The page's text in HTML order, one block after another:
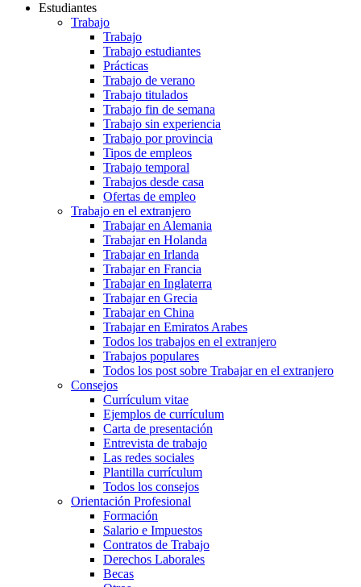
Estudiantes
Trabajo
Trabajo
Trabajo estudiantes
Prácticas
Trabajo de verano
Trabajo titulados
Trabajo fin de semana
Trabajo sin experiencia
Trabajo por provincia
Tipos de empleos
Trabajo temporal
Trabajos desde casa
Ofertas de empleo
Trabajo en el extranjero
Trabajar en Alemania
Trabajar en Holanda
Trabajar en Irlanda
Trabajar en Francia
Trabajar en Inglaterra
Trabajar en Grecia
Trabajar en China
Trabajar en Emiratos Arabes
Todos los trabajos en el extranjero
Trabajos populares
Todos los post sobre Trabajar en el extranjero
Consejos
Currículum vitae
Ejemplos de currículum
Carta de presentación
Entrevista de trabajo
Las redes sociales
Plantilla currículum
Todos los consejos
Orientación Profesional
Formación
Salario e Impuestos
Contratos de Trabajo
Derechos Laborales
Becas